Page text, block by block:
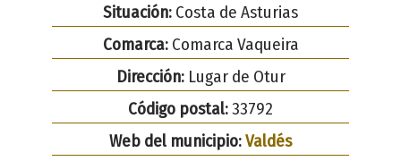
Situación: Costa de Asturias
Comarca:Comarca Vaqueira
Dirección:Lugar de Otur
Código postal:33792
Web del municipio:Valdés